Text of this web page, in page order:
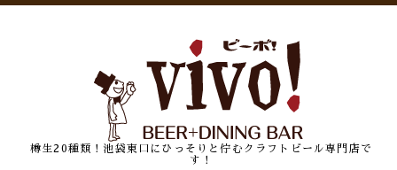
樽生20種類！池袋東口にひっそりと佇むクラフトビール専門店で
す！